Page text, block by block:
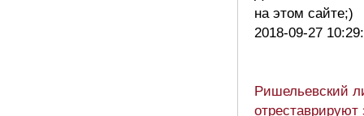
на этом сайте;)
2018-09-27
Ришельевский
отреставрируют